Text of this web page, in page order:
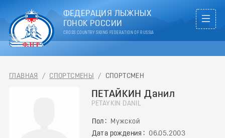
ФЕДЕРАЦИЯ ЛЫЖНЫХ
ГОНОК РОССИИ
CROSS COUNTRY SKIING FEDERATION OF RUSSIA
ГЛАВНАЯ / СПОРТСМЕНЫ / СПОРТСМЕН
ПЕТАЙКИН Данил
PETAYKIN DANIL
Пол
Мужской
Дата рождения
06.05.2003